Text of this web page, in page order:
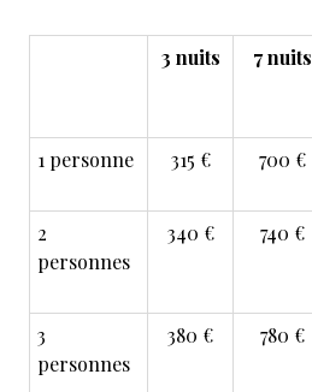
3 nuits 7 nuits
1 personne 315 € 700 €
2
personnes
340 € 740 €
3
personnes
380 € 780 €